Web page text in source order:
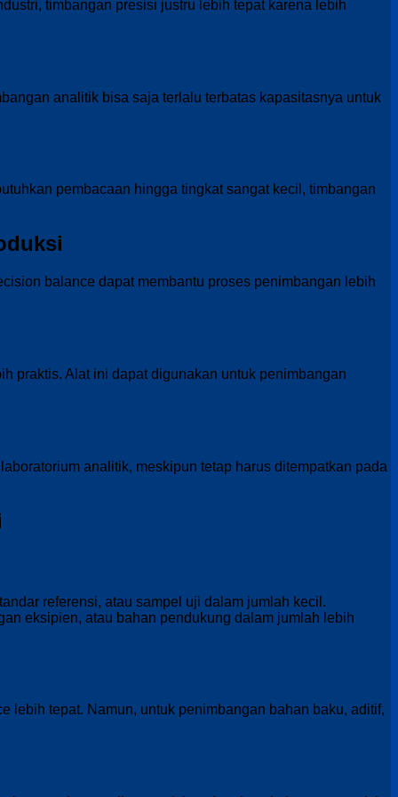
timbangan presisi justru lebih tepat karena lebih
analitik bisa saja terlalu terbatas kapasitasnya untuk
pembacaan hingga tingkat sangat kecil, timbangan
balance dapat membantu proses penimbangan lebih
praktis. Alat ini dapat digunakan untuk penimbangan
analitik, meskipun tetap harus ditempatkan pada
referensi, atau sampel uji dalam jumlah kecil.
eksipien, atau bahan pendukung dalam jumlah lebih
lebih tepat. Namun, untuk penimbangan bahan baku, aditif,